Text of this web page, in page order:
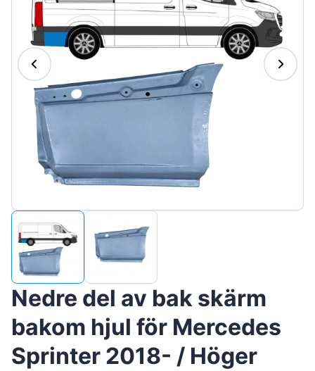
Magyar
Lietuvių
Hrvatski
Português
Slovenian
Nedre del av bak skärm
bakom hjul för Mercedes
Sprinter 2018- / Höger